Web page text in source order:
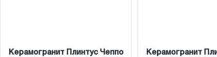
Керамогранит Плинтус Чеппо
Керамогранит